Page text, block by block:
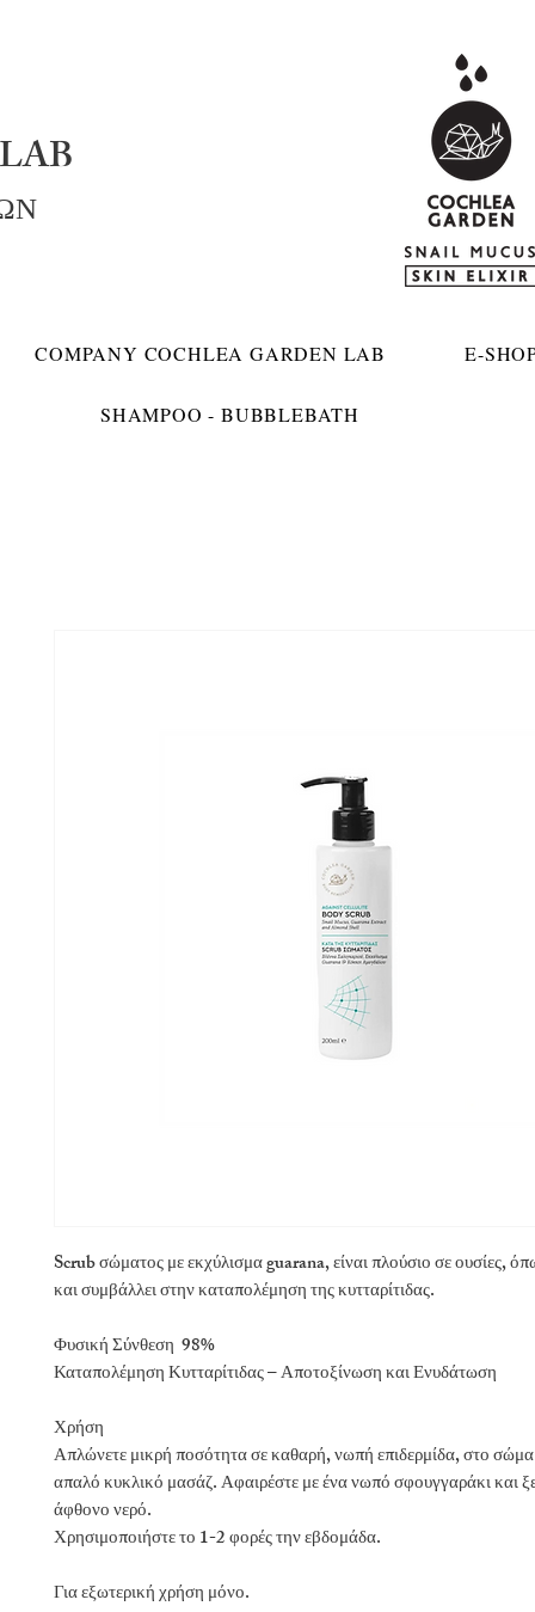
COMPANY COCHLEA GARDEN LAB E-
SHAMPOO - BUBBLEBATH
Scrub σώματος με εκχύλισμα guarana, είναι πλούσιο σε ουσίες,
και συμβάλλει στην καταπολέμηση της κυτταρίτιδας.
Φυσική Σύνθεση 98%
Καταπολέμηση Κυτταρίτιδας – Αποτοξίνωση και Ενυδάτωση
Χρήση
Απλώνετε μικρή ποσότητα σε καθαρή,νωπή επιδερμίδα, στο
απαλό κυκλικό μασάζ. Αφαιρέστε με ένα νωπό σφουγγαράκι και
άφθονο νερό.
Χρησιμοποιήστε το 1-2 φορές την εβδομάδα.
Για εξωτερική χρήση μόνο.